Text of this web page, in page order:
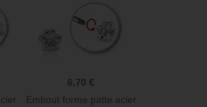
6,70 €
Embout forme patte acier